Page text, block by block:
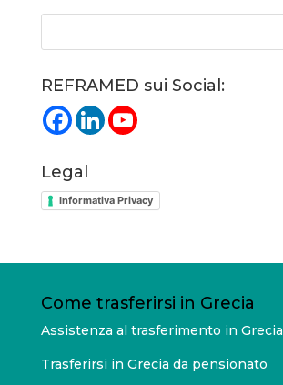
REFRAMED sui Social:
Legal
Informativa Privacy
Come trasferirsi in Grecia
Assistenza al trasferimento in Grecia
Trasferirsi in Grecia da pensionato